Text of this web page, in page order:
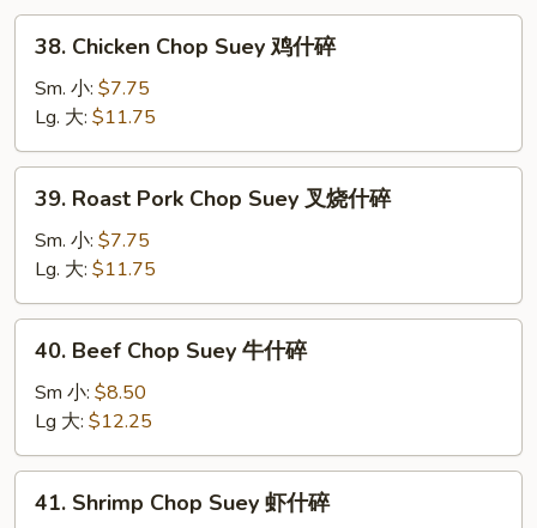
Chicken
Chop
Suey
鸡
什
38. Chicken Chop Suey 鸡什碎
Sm. 小: $7.75
Lg. 大: $11.75
Roast
Pork
Chop
Suey
叉
39. Roast Pork Chop Suey 叉烧什碎
Sm. 小: $7.75
Lg. 大: $11.75
Beef
Chop
Suey
牛
什
40. Beef Chop Suey 牛什碎
Sm 小: $8.50
Lg 大: $12.25
Shrimp
41. Shrimp Chop Suey 虾什碎